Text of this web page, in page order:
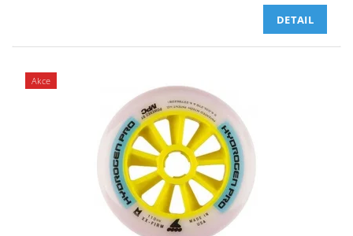
DETAIL
Akce